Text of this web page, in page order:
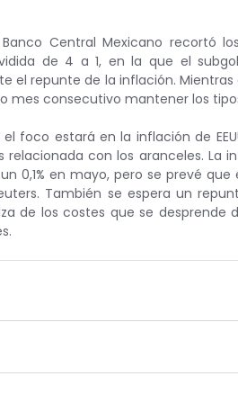
Central Mexicano recortó
de 4 a 1, en la que el
el repunte de la inflación. Mientras
mes consecutivo mantener los
foco estará en la inflación de
relacionada con los aranceles. La
0,1% en mayo, pero se prevé que
También se espera un
de los costes que se desprende